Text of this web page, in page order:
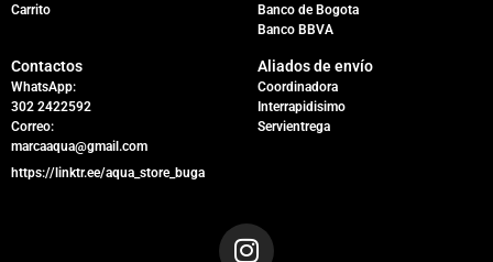
Carrito
Banco de Bogota
Banco BBVA
Contactos
WhatsApp:
302 2422592
Correo:
marcaaqua@gmail.com
https://linktr.ee/aqua_store_buga
Aliados de envío
Coordinadora
Interrapidisimo
Servientrega